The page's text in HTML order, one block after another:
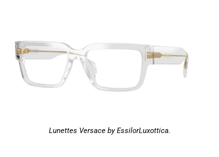
Lunettes Versace by EssilorLuxottica.